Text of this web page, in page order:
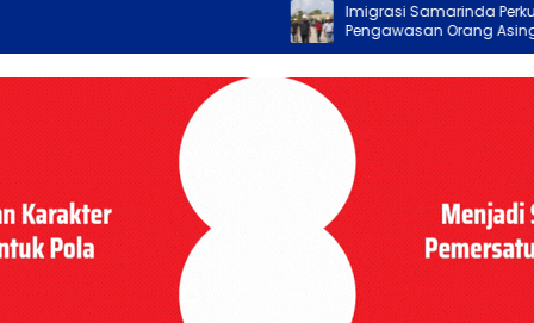
Imigrasi Samarinda Perkuat
Pengawasan Orang Asing untuk
Stabilitas Kawasan Penyangga